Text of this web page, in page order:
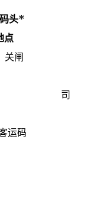
头*
发地点
关闸
闸 司
码
青洲